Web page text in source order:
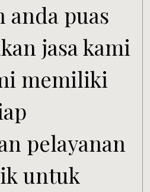
puas
jasa kami
memiliki
pelayanan
untuk